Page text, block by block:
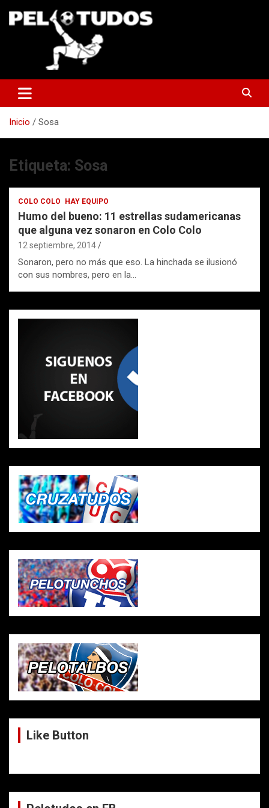
Inicio Sosa
Etiqueta: Sosa
COLO COLO HAY EQUIPO
Humo del bueno: 11 estrellas sudamericanas
que alguna vez sonaron en Colo Colo
12 septiembre, 2014
Sonaron, pero no más que eso. La hinchada se ilusionó
con sus nombres, pero en la…
Like Button